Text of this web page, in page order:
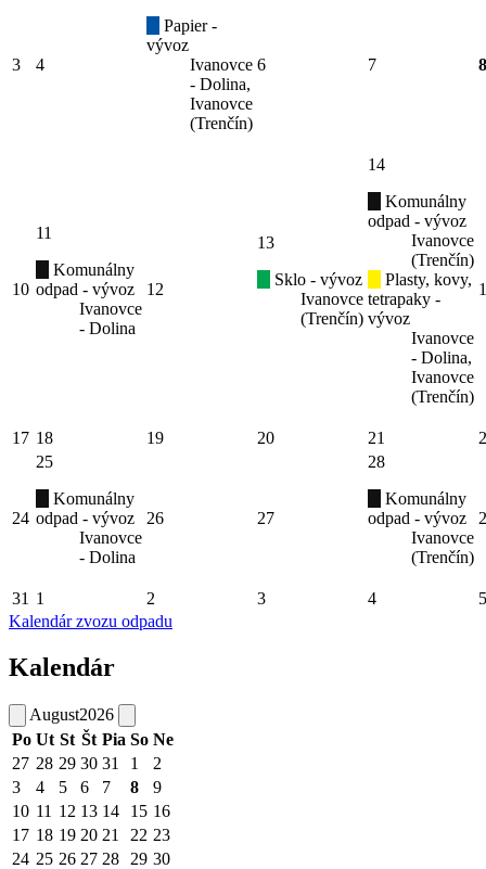
3 4
Papier -
vývoz
Ivanovce
- Dolina,
Ivanovce
(Trenčín)
6 7 8
10
11
Komunálny
odpad - vývoz
Ivanovce
- Dolina
12
13
Sklo - vývoz
Ivanovce
(Trenčín)
14
Komunálny
odpad - vývoz
Ivanovce
(Trenčín)
Plasty, kovy,
tetrapaky -
vývoz
Ivanovce
- Dolina,
Ivanovce
(Trenčín)
17 18 19 20 21
24
25
Komunálny
odpad - vývoz
Ivanovce
- Dolina
26 27
28
Komunálny
odpad - vývoz
Ivanovce
(Trenčín)
31 1 2 3 4
5
Kalendár zvozu odpadu
Kalendár
August2026
Po Ut St Št Pia So Ne
27 28 29 30 31 1
2
3
4 5 6 7 8
9
10 11 12 13 14 15 16
17 18 19 20 21 22 23
24 25 26 27 28 29 30